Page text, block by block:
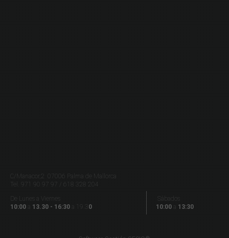
C/Manacor,2 07006 Palma de Mallorca
971 90 97 97 / 618 328 204
De Lunes a Viernes
10:00 a 13.30 - 16:30 a 19.3 0
Sábados
10:00 a 13:30